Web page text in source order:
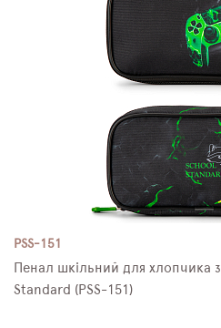
PSS-151
Пенал шкільний для хлопчика
Standard (PSS-151)